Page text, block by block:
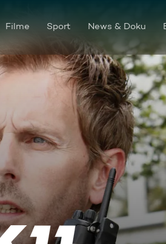
Filme Sport News & Doku
Klassentreffen